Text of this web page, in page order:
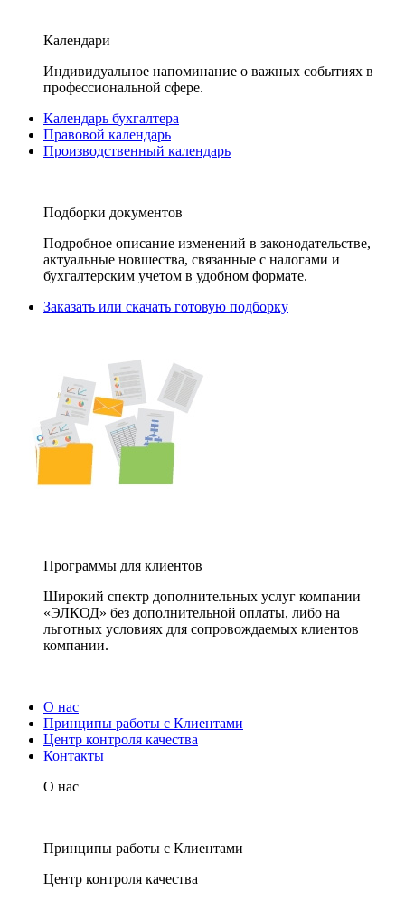
Календари
Индивидуальное напоминание о важных событиях в
профессиональной сфере.
Календарь бухгалтера
Правовой календарь
Производственный календарь
Подборки документов
Подробное описание изменений в законодательстве,
актуальные новшества, связанные с налогами и
бухгалтерским учетом в удобном формате.
Заказать или скачать готовую подборку
Программы для клиентов
Широкий спектр дополнительных услуг компании
«ЭЛКОД» без дополнительной оплаты, либо на
льготных условиях для сопровождаемых клиентов
компании.
О нас
Принципы работы с Клиентами
Центр контроля качества
Контакты
О нас
Принципы работы с Клиентами
Центр контроля качества